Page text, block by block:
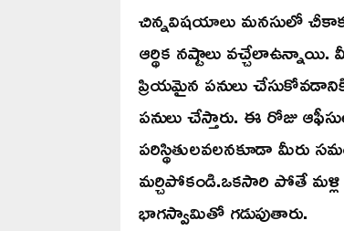
చిన్నవిషయాలు మనసులో చీకాకు
ఆర్థిక నష్టాలు
ప్రియమైన పనులు
పనులు చేస్తారు. ఈ రోజు
పరిస్థితులవలనకూడా
మర్చిపోకండి.ఒకసారి పోతే
భాగస్వామితో గడుపుతారు.